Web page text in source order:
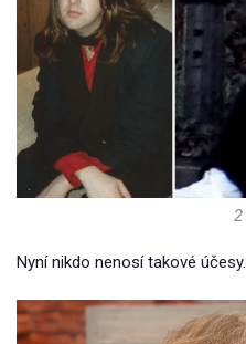
2
Nyní nikdo nenosí takové účesy.